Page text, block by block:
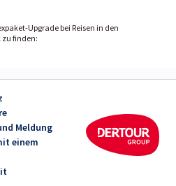
Upgrade bei Reisen in den
zu finden:
Meldung
einem